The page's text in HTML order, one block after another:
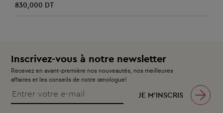
830,000 DT
Inscrivez-vous à notre newsletter
Recevez en avant-première nos nouveautés, nos meilleures
affaires et les conseils de notre œnologue!
JE M’INSCRIS